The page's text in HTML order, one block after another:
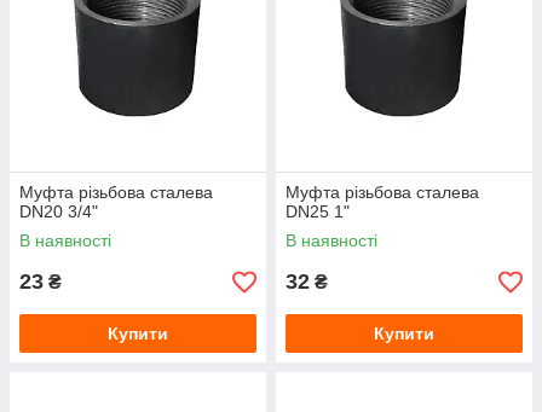
Муфта різьбова сталева
DN20 3/4"
В наявності
23 ₴
Купити
Муфта різьбова сталева
DN25 1"
В наявності
32 ₴
Купити